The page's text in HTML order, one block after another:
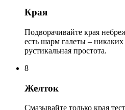
Края
Подворачивайте края
есть шарм галеты –
рустикальная простота.
8
Желток
Смазывайте только края